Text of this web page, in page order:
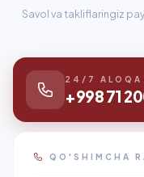
Savol va takliflaringiz
24/7 ALOQA
+998 71
QO'SHIMCHA